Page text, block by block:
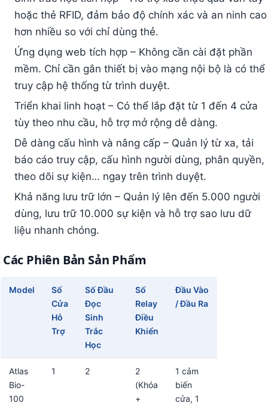
hoặc thẻ RFID, đảm bảo độ chính xác và an ninh cao
hơn nhiều so với chỉ dùng thẻ.
Ứng dụng web tích hợp – Không cần cài đặt phần
mềm. Chỉ cần gắn thiết bị vào mạng nội bộ là có thể
truy cập hệ thống từ trình duyệt.
Triển khai linh hoạt – Có thể lắp đặt từ 1 đến 4 cửa
tùy theo nhu cầu, hỗ trợ mở rộng dễ dàng.
Dễ dàng cấu hình và nâng cấp – Quản lý từ xa, tải
báo cáo truy cập, cấu hình người dùng, phân quyền,
theo dõi sự kiện… ngay trên trình duyệt.
Khả năng lưu trữ lớn – Quản lý lên đến 5.000 người
dùng, lưu trữ 10.000 sự kiện và hỗ trợ sao lưu dữ
liệu nhanh chóng.
Các Phiên Bản Sản Phẩm
Model
Số
Cửa
Hỗ
Trợ
Số Đầu
Đọc
Sinh
Trắc
Học
Số
Relay
Điều
Khiển
Đầu Vào
/ Đầu Ra
Atlas
Bio-
100
1 2
2
(Khóa
+
1 cảm
biến
cửa, 1